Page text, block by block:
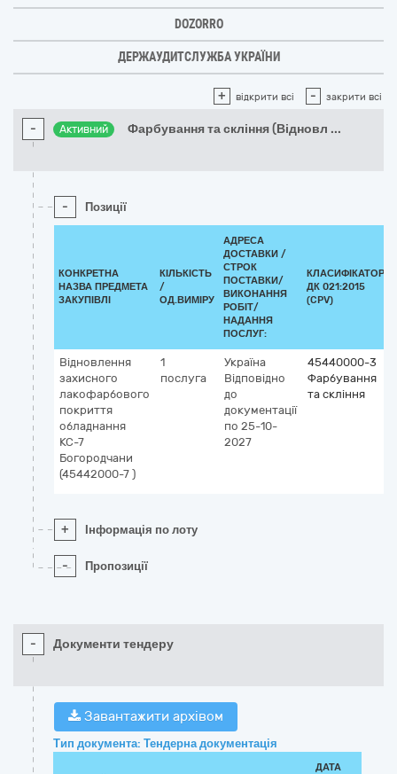
DOZORRO
ДЕРЖАУДИТСЛУЖБА УКРАЇНИ
+ відкрити всі - закрити всі
- Активний Фарбування та скління (Відновл ...
- Позиції
КОНКРЕТНА
НАЗВА ПРЕДМЕТА
ЗАКУПІВЛІ
КІЛЬКІСТЬ
/
ОД.ВИМІРУ
АДРЕСА
ДОСТАВКИ /
СТРОК
ПОСТАВКИ/
ВИКОНАННЯ
РОБІТ/
НАДАННЯ
ПОСЛУГ:
КЛАСИФІКАТОР
ДК 021:2015
(CPV)
Відновлення
захисного
лакофарбового
покриття
обладнання
КС-7
Богородчани
(45442000-7 )
1
послуга
Україна
Відповідно
до
документації
по 25-10-
2027
45440000-3
Фарбування
та скління
+ Інформація по лоту
- Пропозиції
- Документи тендеру
Завантажити архівом
Тип документа: Тендерна документація
ДАТА